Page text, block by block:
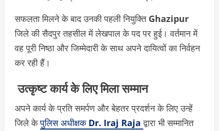
सफलता मिलने के बाद उनकी पहली नियुक्ति Ghazipur
जिले की सैदपुर तहसील में लेखपाल के पद पर हुई। वर्तमान में
वह पूरी निष्ठा और जिम्मेदारी के साथ अपने दायित्वों का निर्वहन
कर रही हैं।
उत्कृष्ट कार्य के लिए मिला सम्मान
अपने कार्य के प्रति समर्पण और बेहतर प्रदर्शन के लिए उन्हें
जिले केपुलिस अधीक्षक Dr. Iraj Raja द्वारा भी सम्मानित